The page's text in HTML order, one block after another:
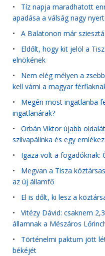
• Tíz napja maradhatott
apadása a válság nagy
• A Balatonon már
• Eldőlt, hogy kit jelöl a
elnökének
• Nem elég mélyen a
kell várni a magyar
• Megéri most ingatlanba
ingatlanárak?
• Orbán Viktor újabb
szilvapálinka és egy
• Igaza volt a fogadóknak:
• Megvan a Tisza
az új államfő
• El is dőlt, ki lesz a
• Vitézy Dávid: csaknem
államnak a Mészáros
• Történelmi paktum jött
békéjét